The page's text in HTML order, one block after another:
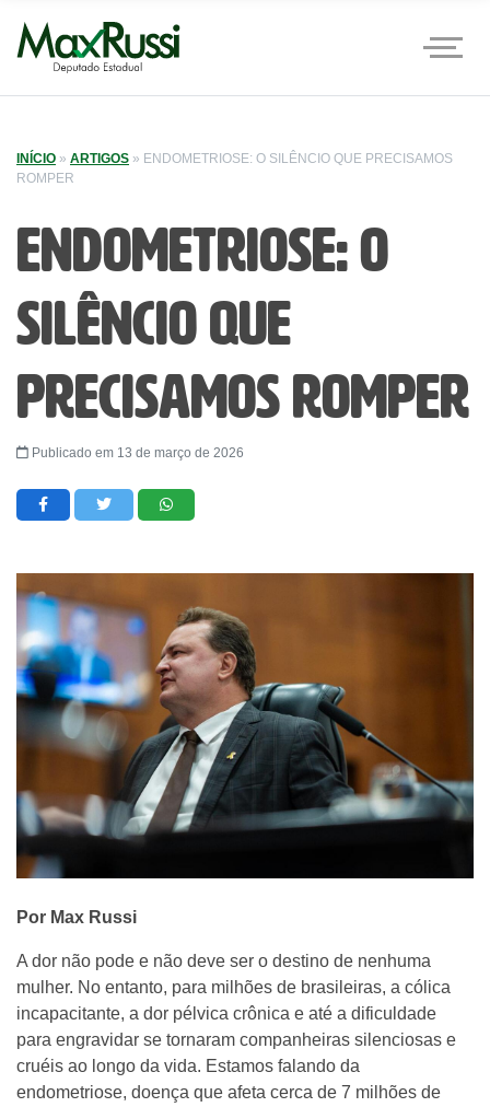
INÍCIO » ARTIGOS » ENDOMETRIOSE: O SILÊNCIO QUE PRECISAMOS
ROMPER
Endometriose: o
silêncio que
precisamos romper
Publicado em 13 de março de 2026
Por Max Russi
A dor não pode e não deve ser o destino de nenhuma
mulher. No entanto, para milhões de brasileiras, a cólica
incapacitante, a dor pélvica crônica e até a dificuldade
para engravidar se tornaram companheiras silenciosas e
cruéis ao longo da vida. Estamos falando da
endometriose, doença que afeta cerca de 7 milhões de